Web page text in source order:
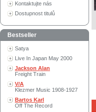
Kontaktujte nás
Dostupnost titulů
Bestseller
Satya
Live In Japan May 2000
Jackson Alan
Freight Train
V/A
Klezmer Music 1908-1927
Bartos Karl
Off The Record